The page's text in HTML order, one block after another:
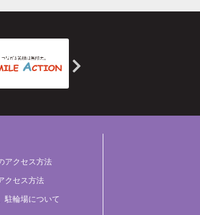
アクセス方法
クセス方法
駐輪場について